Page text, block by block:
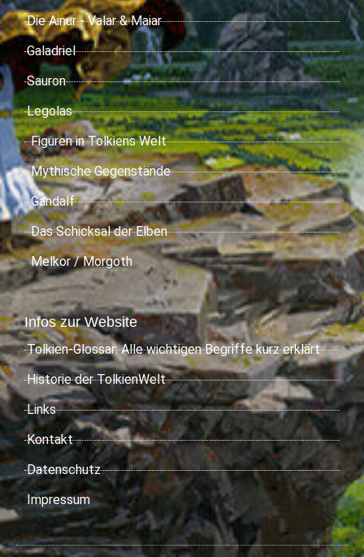
Die Ainur - Valar & Maiar
Galadriel
Sauron
Legolas
Figuren in Tolkiens Welt
Mythische Gegenstände
Gandalf
Das Schicksal der Elben
Melkor / Morgoth
Infos zur Website
Tolkien-Glossar: Alle wichtigen Begriffe kurz erklärt
Historie der TolkienWelt
Links
Kontakt
Datenschutz
Impressum